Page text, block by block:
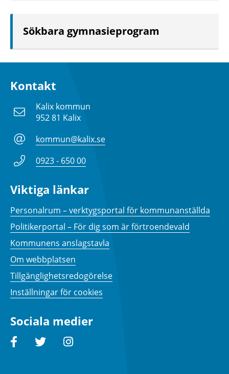
Sökbara gymnasieprogram
Kontakt
Kalix kommun
952 81 Kalix
kommun@kalix.se
0923 - 650 00
Viktiga länkar
Personalrum – verktygsportal för kommunanställda
Politikerportal – För dig som är förtroendevald
Kommunens anslagstavla
Om webbplatsen
Tillgänglighetsredogörelse
Inställningar för cookies
Sociala medier
FacebookTwitterInstagram